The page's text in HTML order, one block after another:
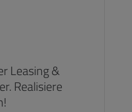
Leasing &
Realisiere